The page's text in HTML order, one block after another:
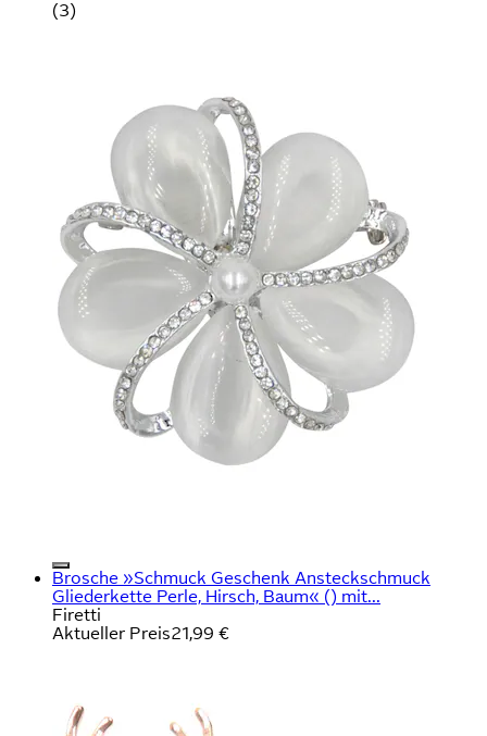
(3)
Brosche »Schmuck Geschenk Ansteckschmuck
Gliederkette Perle, Hirsch, Baum« () mit...
Firetti
Aktueller Preis21,99 €